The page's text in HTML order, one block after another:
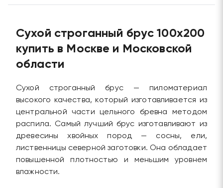
Сухой строганный брус 100х200
купить в Москве и Московской
области
Сухой строганный брус — пиломатериал
высокого качества, который изготавливается из
центральной части цельного бревна методом
распила. Самый лучший брус изготавливают из
древесины хвойных пород — сосны, ели,
лиственницы северной заготовки. Она обладает
повышенной плотностью и меньшим уровнем
влажности.